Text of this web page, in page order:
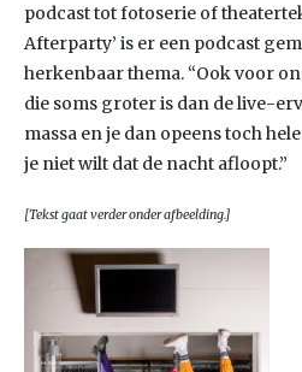
podcast tot fotoserie of
Afterparty’ is er een podcast
herkenbaar thema. “Ook voor
die soms groter is dan de live-
massa en je dan opeens toch
je niet wilt dat de nacht afloopt.”
[Tekst gaat verder onder afbeelding.]